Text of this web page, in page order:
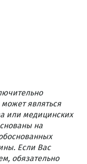
являться
или медицинских
на
Если Вас
обязательно